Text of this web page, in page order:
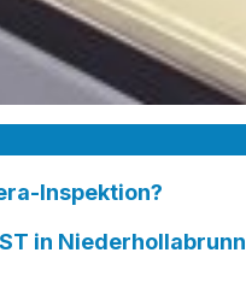
Inspektion?
in